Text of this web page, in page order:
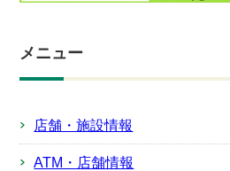
メニュー
店舗・施設情報
ATM・店舗情報